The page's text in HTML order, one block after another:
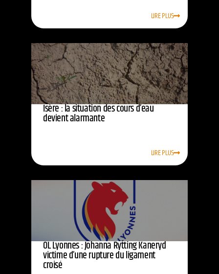
LIRE PLUS
Isère : la situation des cours d’eau
devient alarmante
LIRE PLUS
OL Lyonnes : Johanna Rytting Kaneryd
victime d’une rupture du ligament
croisé